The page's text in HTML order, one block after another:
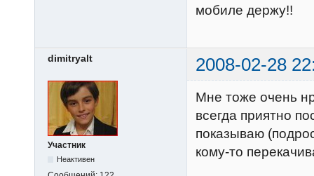
мобиле держу!!
dimitryalt 2008-02-28
Участник
Неактивен
Мне тоже очень
всегда приятно
показываю
кому-то